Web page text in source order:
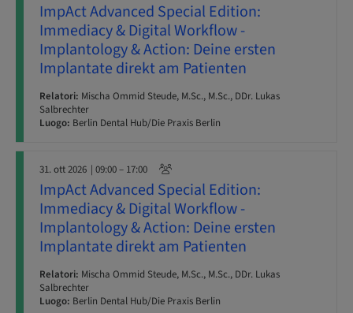
ImpAct Advanced Special Edition:
Immediacy & Digital Workflow -
Implantology & Action: Deine ersten
Implantate direkt am Patienten
Relatori: Mischa Ommid Steude, M.Sc., M.Sc., DDr. Lukas
Salbrechter
Luogo: Berlin Dental Hub/Die Praxis Berlin
31. ott 2026 | 09:00 – 17:00
ImpAct Advanced Special Edition:
Immediacy & Digital Workflow -
Implantology & Action: Deine ersten
Implantate direkt am Patienten
Relatori: Mischa Ommid Steude, M.Sc., M.Sc., DDr. Lukas
Salbrechter
Luogo: Berlin Dental Hub/Die Praxis Berlin